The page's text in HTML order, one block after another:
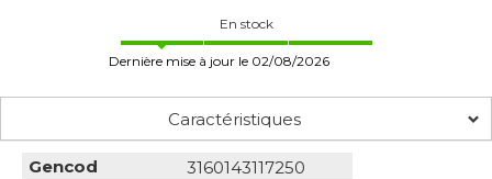
En stock
Dernière mise à jour le 02/08/2026
Caractéristiques
Gencod 3160143117250